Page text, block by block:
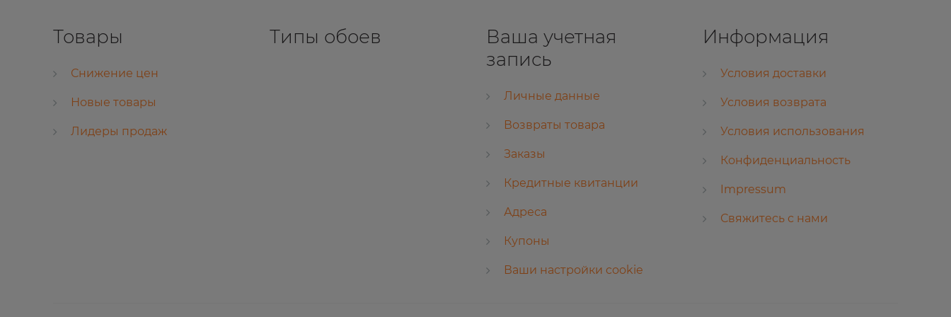
Товары
Снижение цен
Новые товары
Лидеры продаж
Типы обоев
Ваша учетная
запись
Личные данные
Возвраты товара
Заказы
Кредитные квитанции
Адреса
Купоны
Ваши настройки cookie
Информация
Условия доставки
Условия возврата
Условия использования
Конфиденциальность
Impressum
Свяжитесь с нами